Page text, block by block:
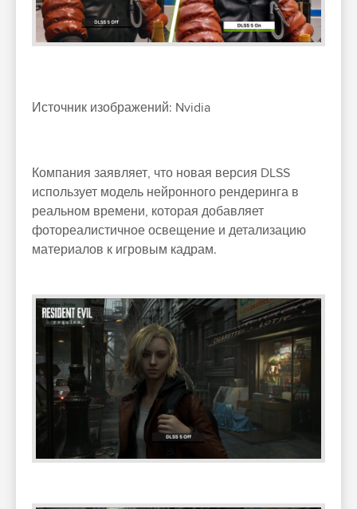
Источник изображений: Nvidia
Компания заявляет, что новая версия DLSS
использует модель нейронного рендеринга в
реальном времени, которая добавляет
фотореалистичное освещение и детализацию
материалов к игровым кадрам.